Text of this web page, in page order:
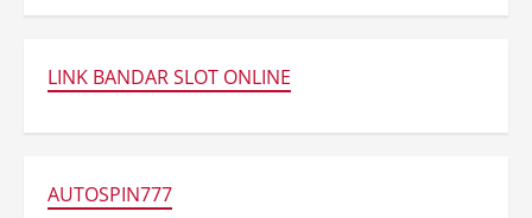
LINK BANDAR SLOT ONLINE
AUTOSPIN777